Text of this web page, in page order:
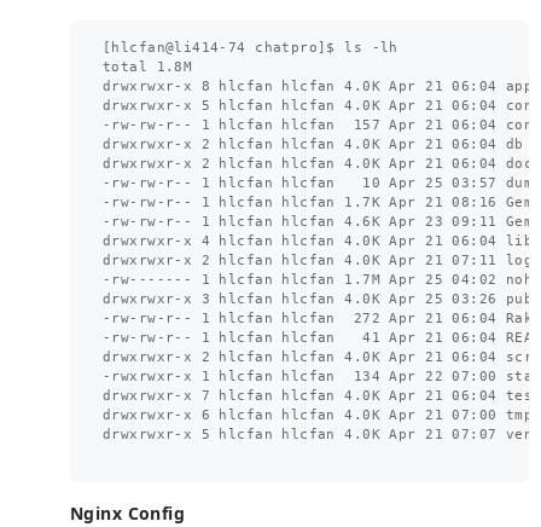
[hlcfan@li414-74 chatpro]$ ls -lh
total 1.8M
drwxrwxr-x 8 hlcfan hlcfan 4.0K Apr 21 06:04 app
drwxrwxr-x 5 hlcfan hlcfan 4.0K Apr 21 06:04
-rw-rw-r-- 1 hlcfan hlcfan  157 Apr 21 06:04
drwxrwxr-x 2 hlcfan hlcfan 4.0K Apr 21 06:04 db
drwxrwxr-x 2 hlcfan hlcfan 4.0K Apr 21 06:04 doc
-rw-rw-r-- 1 hlcfan hlcfan   10 Apr 25 03:57
-rw-rw-r-- 1 hlcfan hlcfan 1.7K Apr 21 08:16
-rw-rw-r-- 1 hlcfan hlcfan 4.6K Apr 23 09:11
drwxrwxr-x 4 hlcfan hlcfan 4.0K Apr 21 06:04 lib
drwxrwxr-x 2 hlcfan hlcfan 4.0K Apr 21 07:11 log
-rw------- 1 hlcfan hlcfan 1.7M Apr 25 04:02
drwxrwxr-x 3 hlcfan hlcfan 4.0K Apr 25 03:26
-rw-rw-r-- 1 hlcfan hlcfan  272 Apr 21 06:04
-rw-rw-r-- 1 hlcfan hlcfan   41 Apr 21 06:04
drwxrwxr-x 2 hlcfan hlcfan 4.0K Apr 21 06:04
-rwxrwxr-x 1 hlcfan hlcfan  134 Apr 22 07:00
drwxrwxr-x 7 hlcfan hlcfan 4.0K Apr 21 06:04 test
drwxrwxr-x 6 hlcfan hlcfan 4.0K Apr 21 07:00 tmp
drwxrwxr-x 5 hlcfan hlcfan 4.0K Apr 21 07:07
Nginx Config